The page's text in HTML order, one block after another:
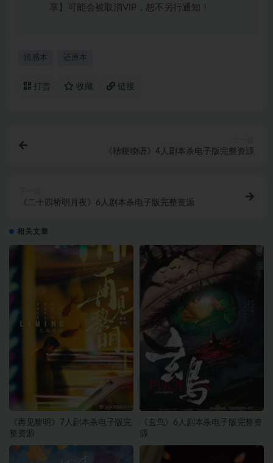
享】可能会被取消VIP，恕不另行通知！
情感本 还原本
打赏 收藏 链接
《桔梗物语》4人剧本杀电子版完整资源
《二十四桥明月夜》6人剧本杀电子版完整资源
相关文章
《再见黎明》7人剧本杀电子版完
整资源
《玄鸟》6人剧本杀电子版完整资
源